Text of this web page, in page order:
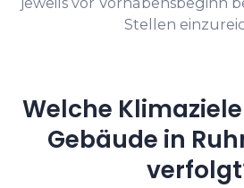
Stellen
Welche
Gebäude in